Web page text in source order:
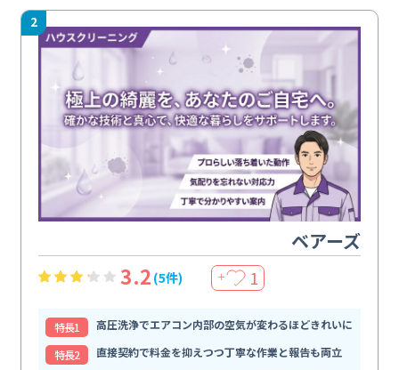
2
ベアーズ
3.2 (5件) ＋ 1
特⻑1
高圧洗浄でエアコン内部の空気が変わるほどきれいに
特⻑2
直接契約で料金を抑えつつ丁寧な作業と報告も両立